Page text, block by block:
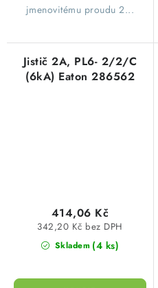
jmenovitému proudu 2...
Jistič 2A, PL6- 2/2/C
(6kA) Eaton 286562
Skladem (4 ks)
342,20 Kč bez DPH
414,06 Kč